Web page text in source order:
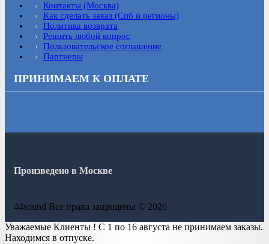
Контакты (Москва)
Как сделать заказ (Спб и регионы)
Политика возврата
Решить любой вопрос
Пользовательское соглашение
Партнеры
ПРИНИМАЕМ К ОПЛАТЕ
Произведено в Москве
44sound Все права защищены © 2026
Уважаемые Клиенты ! С 1 по 16 августа не принимаем заказы.
Находимся в отпуске.